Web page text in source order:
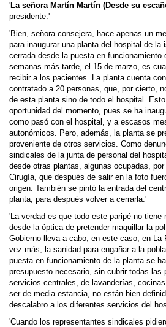
'La señora Martín Martín (Desde su
presidente.'
'Bien, señora consejera, hace apenas un
para inaugurar una planta del hospital de la
cerrada desde la puesta en funcionamiento
semanas más tarde, el 15 de marzo, es
recibir a los pacientes. La planta cuenta
contratado a 20 personas, que, por cierto,
de esta planta sino de todo el hospital.
oportunidad del momento, pues se ha
como pasó con el hospital, y a escasos
autonómicos. Pero, además, la planta se
proveniente de otros servicios. Como
sindicales de la junta de personal del
desde otras plantas, algunas ocupadas,
Cirugía, que después de salir en la foto
origen. También se pintó la entrada del
planta, para después volver a cerrarla.'
'La verdad es que todo este paripé no
desde la óptica de pretender maquillar la
Gobierno lleva a cabo, en este caso, en La
vez más, la sanidad para engañar a la
puesta en funcionamiento de la planta se
presupuesto necesario, sin cubrir todas las
servicios centrales, de lavanderías,
ser de media estancia, no están bien
descalabro a los diferentes servicios del
'Cuando los representantes sindicales